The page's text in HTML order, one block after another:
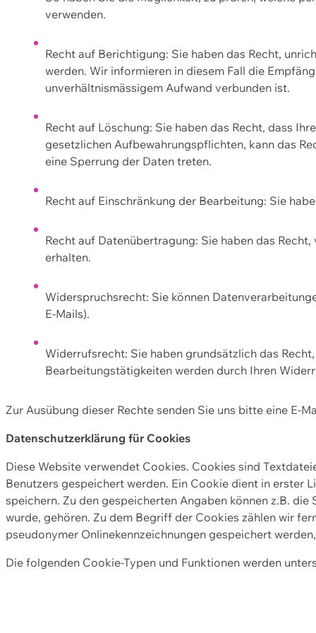
verwenden.
Recht auf Berichtigung: Sie haben das Recht,
werden. Wir informieren in diesem Fall die
unverhältnismässigem Aufwand verbunden ist.
Recht auf Löschung: Sie haben das Recht, dass
gesetzlichen Aufbewahrungspflichten, kann das
eine Sperrung der Daten treten.
Recht auf Einschränkung der Bearbeitung: Sie
Recht auf Datenübertragung: Sie haben das
erhalten.
Widerspruchsrecht: Sie können
E-Mails).
Widerrufsrecht: Sie haben grundsätzlich das
Bearbeitungstätigkeiten werden durch Ihren
Zur Ausübung dieser Rechte senden Sie uns bitte eine E-
Datenschutzerklärung für Cookies
Diese Website verwendet Cookies. Cookies sind
Benutzers gespeichert werden. Ein Cookie dient in erster
speichern. Zu den gespeicherten Angaben können z.B.
wurde, gehören. Zu dem Begriff der Cookies zählen wir
pseudonymer Onlinekennzeichnungen gespeichert
Die folgenden Cookie-Typen und Funktionen werden